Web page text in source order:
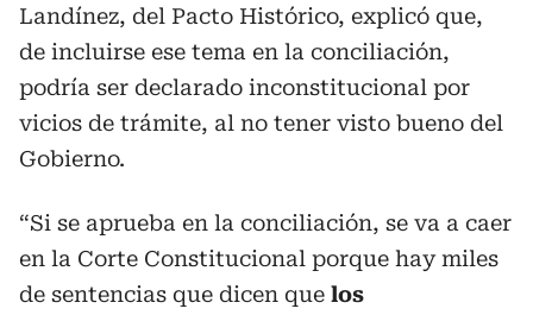
Landínez, del Pacto Histórico, explicó que,
de incluirse ese tema en la conciliación,
podría ser declarado inconstitucional por
vicios de trámite, al no tener visto bueno del
Gobierno.
“Si se aprueba en la conciliación, se va a caer
en la Corte Constitucional porque hay miles
de sentencias que dicen que los